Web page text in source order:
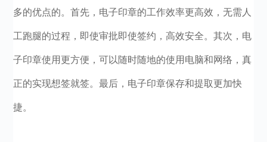
多的优点的。首先，电子印章的工作效率更高效，无需人
工跑腿的过程，即使审批即使签约，高效安全。其次，电
子印章使用更方便，可以随时随地的使用电脑和网络，真
正的实现想签就签。最后，电子印章保存和提取更加快
捷。